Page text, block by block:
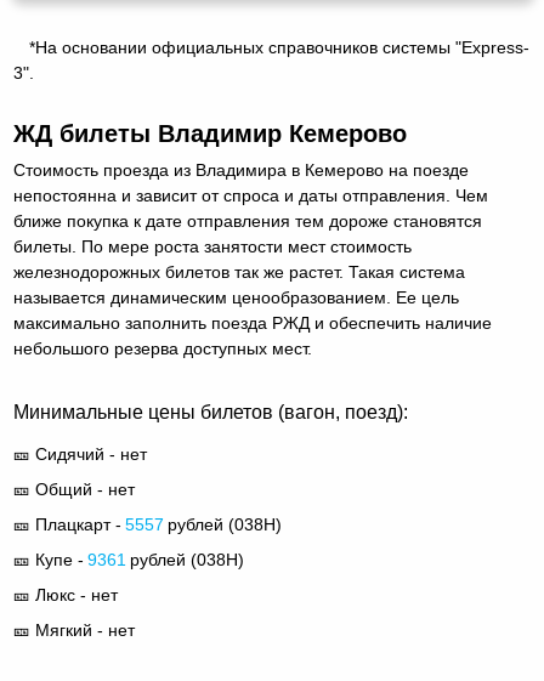
*На основании официальных справочников системы "Express-
3".
ЖД билеты Владимир Кемерово
Стоимость проезда из Владимира в Кемерово на поезде
непостоянна и зависит от спроса и даты отправления. Чем
ближе покупка к дате отправления тем дороже становятся
билеты. По мере роста занятости мест стоимость
железнодорожных билетов так же растет. Такая система
называется динамическим ценообразованием. Ее цель
максимально заполнить поезда РЖД и обеспечить наличие
небольшого резерва доступных мест.
Минимальные цены билетов (вагон, поезд):
🎫 Сидячий - нет
🎫 Общий - нет
🎫 Плацкарт - 5557 рублей (038Н)
🎫 Купе - 9361 рублей (038Н)
🎫 Люкс - нет
🎫 Мягкий - нет